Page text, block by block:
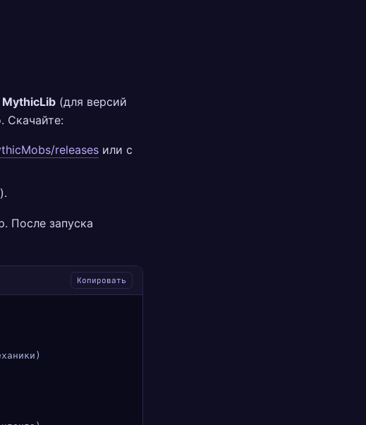
MythicLib (для версий
Скачайте:
releases или с
После запуска
Копировать